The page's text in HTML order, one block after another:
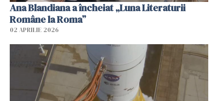
Ana Blandiana a încheiat „Luna Literaturii
Române la Roma”
02 APRILIE 2026